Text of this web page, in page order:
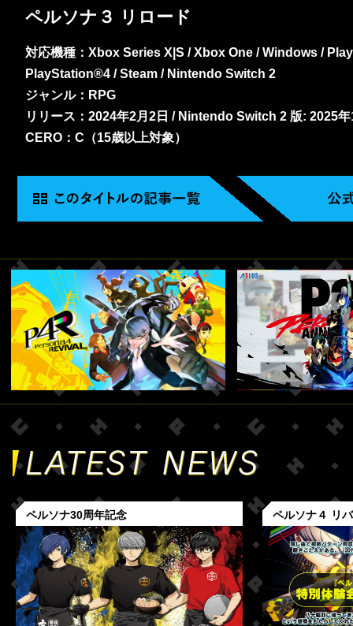
ペルソナ３ リロード
対応機種：Xbox Series X|S / Xbox One / Windows /
PlayStation®4 / Steam / Nintendo Switch 2
ジャンル：RPG
リリース：2024年2月2日 / Nintendo Switch 2 版: 2025
CERO：C（15歳以上対象）
ペルソナ30周年記念 ペルソナ４ リ